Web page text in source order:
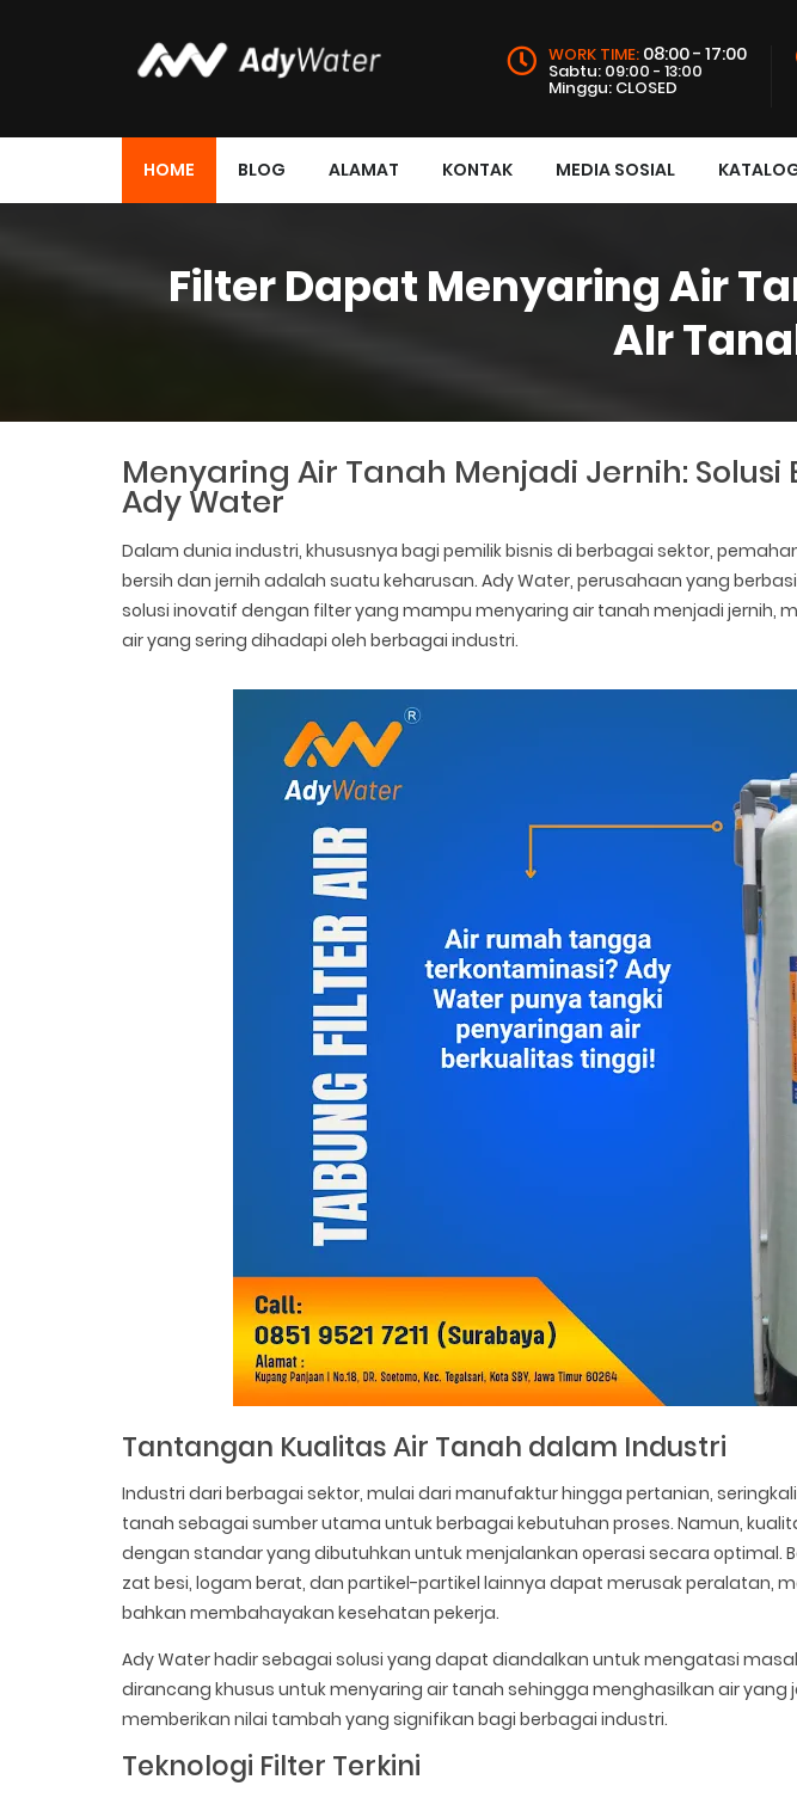
WORK TIME: 08:00 - 17:00
Sabtu: 09:00 - 13:00
Minggu: CLOSED
HOME BLOG ALAMAT KONTAK MEDIA SOSIAL
Filter Dapat Menyaring Air
AIr
Menyaring Air Tanah Menjadi Jernih:
Ady Water
Dalam dunia industri, khususnya bagi pemilik bisnis di berbagai sektor,
bersih dan jernih adalah suatu keharusan. Ady Water, perusahaan yang
solusi inovatif dengan filter yang mampu menyaring air tanah menjadi jernih,
air yang sering dihadapi oleh berbagai industri.
Tantangan Kualitas Air Tanah dalam Industri
Industri dari berbagai sektor, mulai dari manufaktur hingga pertanian,
tanah sebagai sumber utama untuk berbagai kebutuhan proses. Namun,
dengan standar yang dibutuhkan untuk menjalankan operasi secara optimal.
zat besi, logam berat, dan partikel-partikel lainnya dapat merusak peralatan,
bahkan membahayakan kesehatan pekerja.
Ady Water hadir sebagai solusi yang dapat diandalkan untuk mengatasi
dirancang khusus untuk menyaring air tanah sehingga menghasilkan air yang
memberikan nilai tambah yang signifikan bagi berbagai industri.
Teknologi Filter Terkini